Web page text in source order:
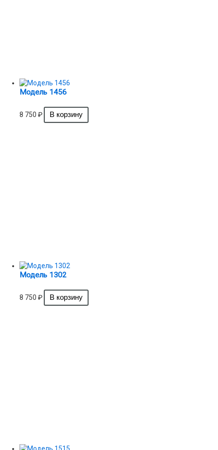
Модель 1456
8 750 ₽
Модель 1302
8 750 ₽